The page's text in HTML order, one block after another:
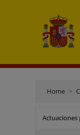
Home
Actuaciones